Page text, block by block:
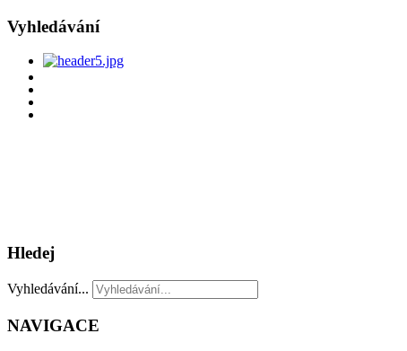
Vyhledávání
Hledej
Vyhledávání...
NAVIGACE